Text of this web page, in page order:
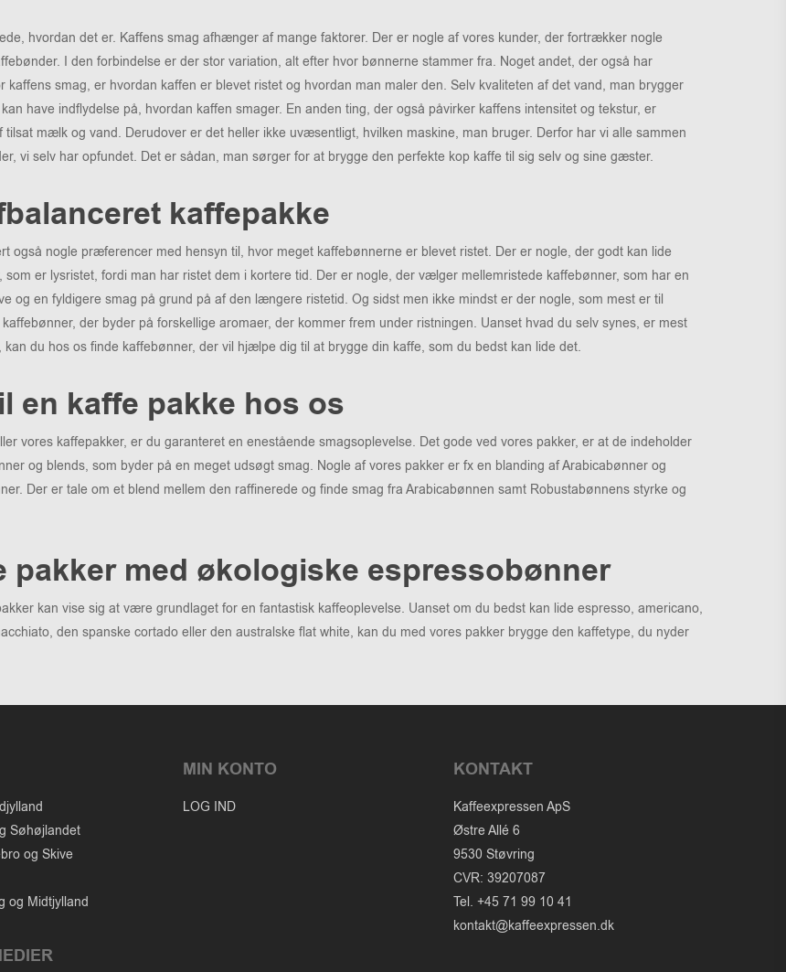
hvordan det er. Kaffens smag afhænger af mange faktorer. Der er nogle af vores kunder, der fortrækker nogle
I den forbindelse er der stor variation, alt efter hvor bønnerne stammer fra. Noget andet, der også har
kaffens smag, er hvordan kaffen er blevet ristet og hvordan man maler den. Selv kvaliteten af det vand, man brygger
have indflydelse på, hvordan kaffen smager. En anden ting, der også påvirker kaffens intensitet og tekstur, er
mælk og vand. Derudover er det heller ikke uvæsentligt, hvilken maskine, man bruger. Derfor har vi alle sammen
vi selv har opfundet. Det er sådan, man sørger for at brygge den perfekte kop kaffe til sig selv og sine gæster.
kaffepakke
også nogle præferencer med hensyn til, hvor meget kaffebønnerne er blevet ristet. Der er nogle, der godt kan lide
som er lysristet, fordi man har ristet dem i kortere tid. Der er nogle, der vælger mellemristede kaffebønner, som har en
og en fyldigere smag på grund på af den længere ristetid. Og sidst men ikke mindst er der nogle, som mest er til
der byder på forskellige aromaer, der kommer frem under ristningen. Uanset hvad du selv synes, er mest
du hos os finde kaffebønner, der vil hjælpe dig til at brygge din kaffe, som du bedst kan lide det.
en kaffe pakke hos os
vores kaffepakker, er du garanteret en enestående smagsoplevelse. Det gode ved vores pakker, er at de indeholder
og blends, som byder på en meget udsøgt smag. Nogle af vores pakker er fx en blanding af Arabicabønner og
Der er tale om et blend mellem den raffinerede og finde smag fra Arabicabønnen samt Robustabønnens styrke og
pakker med økologiske espressobønner
kan vise sig at være grundlaget for en fantastisk kaffeoplevelse. Uanset om du bedst kan lide espresso, americano,
den spanske cortado eller den australske flat white, kan du med vores pakker brygge den kaffetype, du nyder
Søhøjlandet
og Skive
og Midtjylland
MIN KONTO
LOG IND
KONTAKT
Kaffeexpressen ApS
Østre Allé 6
9530 Støvring
CVR: 39207087
Tel. +45 71 99 10 41
kontakt@kaffeexpressen.dk